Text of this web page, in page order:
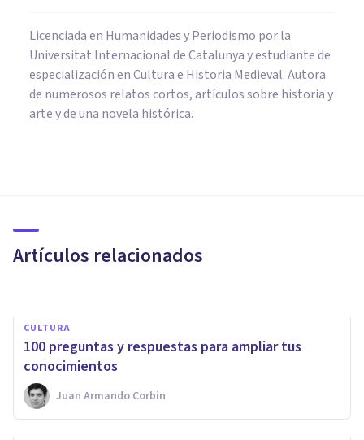
Licenciada en Humanidades y Periodismo por la
Universitat Internacional de Catalunya y estudiante de
especialización en Cultura e Historia Medieval. Autora
de numerosos relatos cortos, artículos sobre historia y
arte y de una novela histórica.
Artículos relacionados
(explicados)
CULTURA
100 preguntas y respuestas para ampliar tus
conocimientos
Juan Armando Corbin